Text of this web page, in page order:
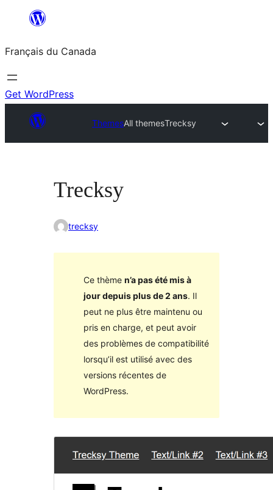
contenu
Français du Canada
Get WordPress
ThemesAll themesTrecksy
Trecksy
trecksy
Ce thème n’a pas été mis à
jour depuis plus de 2 ans. Il
peut ne plus être maintenu ou
pris en charge, et peut avoir
des problèmes de compatibilité
lorsqu’il est utilisé avec des
versions récentes de
WordPress.